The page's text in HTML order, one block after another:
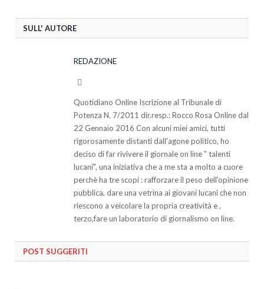
SULL' AUTORE
REDAZIONE
Quotidiano Online Iscrizione al Tribunale di
Potenza N. 7/2011 dir.resp.: Rocco Rosa Online dal
22 Gennaio 2016 Con alcuni miei amici, tutti
rigorosamente distanti dall'agone politico, ho
deciso di far rivivere il giornale on line " talenti
lucani", una iniziativa che a me sta a molto a cuore
perchè ha tre scopi : rafforzare il peso dell'opinione
pubblica, dare una vetrina ai giovani lucani che non
riescono a veicolare la propria creatività e ,
terzo,fare un laboratorio di giornalismo on line.
POST SUGGERITI